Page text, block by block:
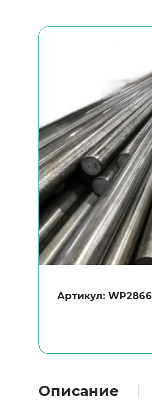
Артикул:
Описание